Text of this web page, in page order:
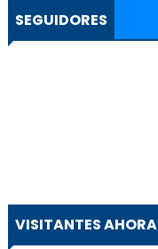
SEGUIDORES
VISITANTES AHORA